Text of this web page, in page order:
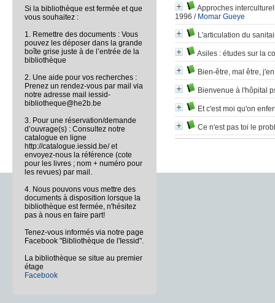
Approches
1996 / Momar Gueye
L'articulation du
Asiles : études sur la
Bien-être, mal être,
Bienvenue à l'hôpital
Et c'est moi qu'on
Ce n'est pas toi le
Si la bibliothèque est fermée et que
vous souhaitez :
1. Remettre des documents : Vous
pouvez les déposer dans la grande
boîte grise juste à de l’entrée de la
bibliothèque
2. Une aide pour vos recherches :
Prenez un rendez-vous par mail via
notre adresse mail iessid-
bibliotheque@he2b.be
3. Pour une réservation/demande
d’ouvrage(s) : Consultez notre
catalogue en ligne
http://catalogue.iessid.be/ et
envoyez-nous la référence (cote
pour les livres ; nom + numéro pour
les revues) par mail.
4. Nous pouvons vous mettre des
documents à disposition lorsque la
bibliothèque est fermée, n'hésitez
pas à nous en faire part!
Tenez-vous informés via notre page
Facebook "Bibliothèque de l'Iessid".
La bibliothèque se situe au premier
étage
Facebook